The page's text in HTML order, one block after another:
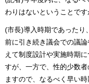
わりはないということです
(市長)導入時期であったり
前に引き続き議会での議
えて制度設計や実施時期
すが、一方で、性的少数
ますので、なるべく早い